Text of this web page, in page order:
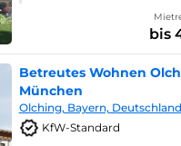
bis
Betreutes Wohnen
München
Olching, Bayern, Deutschland
KfW-Standard